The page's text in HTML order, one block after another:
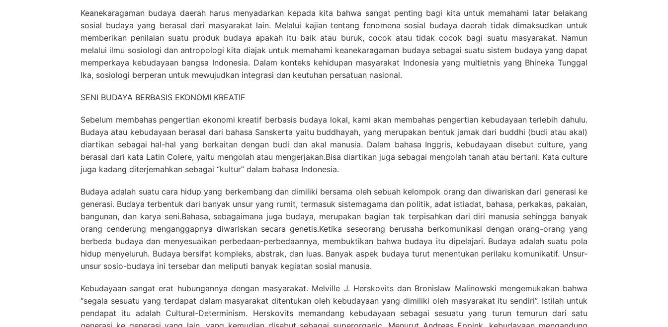
Keanekaragaman budaya daerah harus menyadarkan kepada kita bahwa sangat penting bagi kita untuk memahami latar belakang
sosial budaya yang berasal dari masyarakat lain. Melalui kajian tentang fenomena sosial budaya daerah tidak dimaksudkan untuk
memberikan penilaian suatu produk budaya apakah itu baik atau buruk, cocok atau tidak cocok bagi suatu masyarakat. Namun
melalui ilmu sosiologi dan antropologi kita diajak untuk memahami keanekaragaman budaya sebagai suatu sistem budaya yang dapat
memperkaya kebudayaan bangsa Indonesia. Dalam konteks kehidupan masyarakat Indonesia yang multietnis yang Bhineka Tunggal
Ika, sosiologi berperan untuk mewujudkan integrasi dan keutuhan persatuan nasional.
SENI BUDAYA BERBASIS EKONOMI KREATIF
Sebelum membahas pengertian ekonomi kreatif berbasis budaya lokal, kami akan membahas pengertian kebudayaan terlebih dahulu.
Budaya atau kebudayaan berasal dari bahasa Sanskerta yaitu buddhayah, yang merupakan bentuk jamak dari buddhi (budi atau akal)
diartikan sebagai hal-hal yang berkaitan dengan budi dan akal manusia. Dalam bahasa Inggris, kebudayaan disebut culture, yang
berasal dari kata Latin Colere, yaitu mengolah atau mengerjakan.Bisa diartikan juga sebagai mengolah tanah atau bertani. Kata culture
juga kadang diterjemahkan sebagai “kultur” dalam bahasa Indonesia.
Budaya adalah suatu cara hidup yang berkembang dan dimiliki bersama oleh sebuah kelompok orang dan diwariskan dari generasi ke
generasi. Budaya terbentuk dari banyak unsur yang rumit, termasuk sistemagama dan politik, adat istiadat, bahasa, perkakas, pakaian,
bangunan, dan karya seni.Bahasa, sebagaimana juga budaya, merupakan bagian tak terpisahkan dari diri manusia sehingga banyak
orang cenderung menganggapnya diwariskan secara genetis.Ketika seseorang berusaha berkomunikasi dengan orang-orang yang
berbeda budaya dan menyesuaikan perbedaan-perbedaannya, membuktikan bahwa budaya itu dipelajari. Budaya adalah suatu pola
hidup menyeluruh. Budaya bersifat kompleks, abstrak, dan luas. Banyak aspek budaya turut menentukan perilaku komunikatif. Unsur-
unsur sosio-budaya ini tersebar dan meliputi banyak kegiatan sosial manusia.
Kebudayaan sangat erat hubungannya dengan masyarakat. Melville J. Herskovits dan Bronislaw Malinowski mengemukakan bahwa
“segala sesuatu yang terdapat dalam masyarakat ditentukan oleh kebudayaan yang dimiliki oleh masyarakat itu sendiri”. Istilah untuk
pendapat itu adalah Cultural-Determinism. Herskovits memandang kebudayaan sebagai sesuatu yang turun temurun dari satu